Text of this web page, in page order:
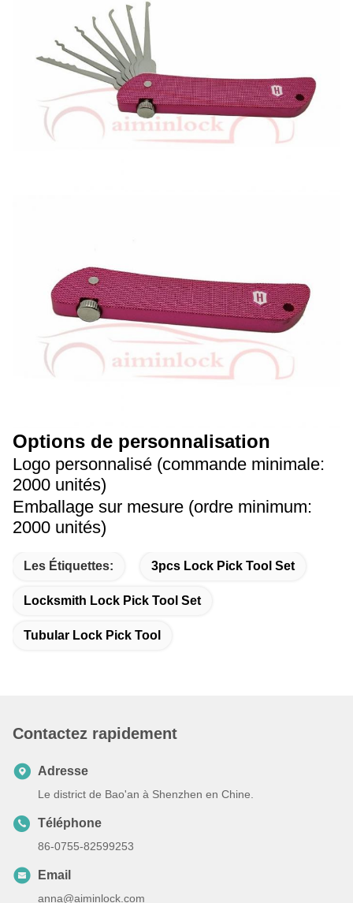
Options de personnalisation
Logo personnalisé (commande minimale:
2000 unités)
Emballage sur mesure (ordre minimum:
2000 unités)
Les Étiquettes: 3pcs Lock Pick Tool Set
Locksmith Lock Pick Tool Set
Tubular Lock Pick Tool
Contactez rapidement
Adresse
Le district de Bao'an à Shenzhen en Chine.
Téléphone
86-0755-82599253
Email
anna@aiminlock.com